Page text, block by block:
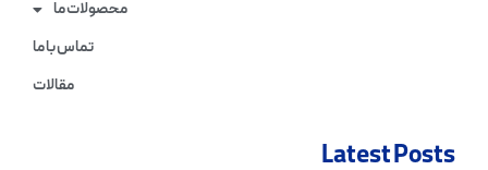
محصولات ما
تماس با ما
مقالات
Latest Posts